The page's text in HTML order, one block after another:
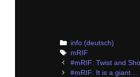
Categories
info (deutsch)
Tags
mRIF
Post
navigation
#mRIF: Twist and
#mRIF: It is a giant…